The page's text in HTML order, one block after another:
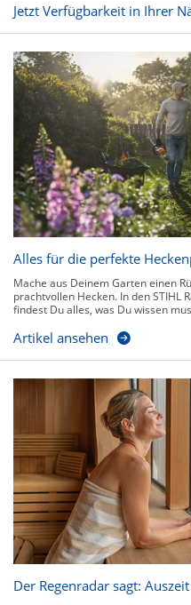
Jetzt Verfügbarkeit in Ihrer
Alles für die perfekte
Mache aus Deinem Garten einen
prachtvollen Hecken. In den STIHL
findest Du alles, was Du wissen
Artikel ansehen
Der Regenradar sagt: